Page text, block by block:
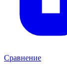
Сравнение